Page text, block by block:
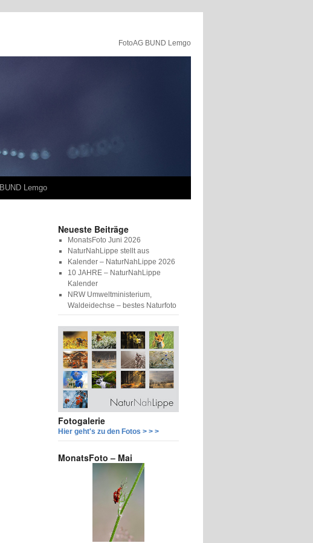
FotoAG BUND Lemgo
BUND Lemgo
Neueste Beiträge
MonatsFoto Juni 2026
NaturNahLippe stellt aus
Kalender – NaturNahLippe 2026
10 JAHRE – NaturNahLippe
Kalender
NRW Umweltministerium,
Waldeidechse – bestes Naturfoto
Fotogalerie
Hier geht's zu den Fotos > > >
MonatsFoto – Mai